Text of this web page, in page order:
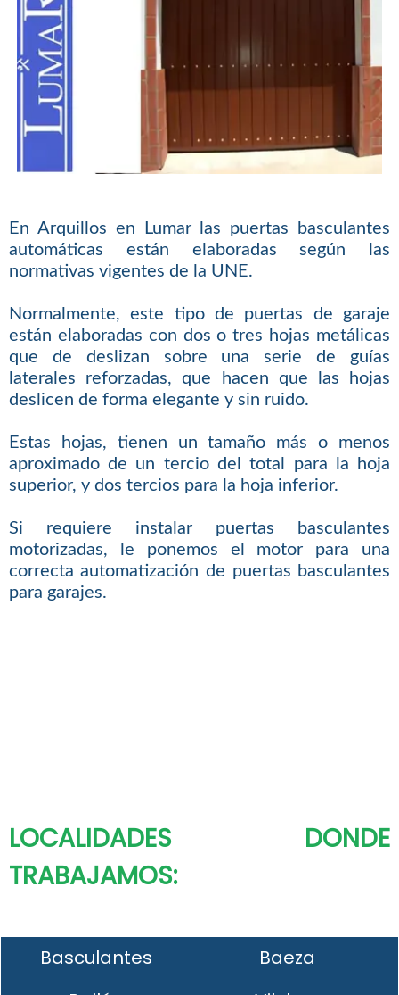
En Arquillos en Lumar las puertas basculantes
automáticas están elaboradas según las
normativas vigentes de la UNE.
Normalmente, este tipo de puertas de garaje
están elaboradas con dos o tres hojas metálicas
que de deslizan sobre una serie de guías
laterales reforzadas, que hacen que las hojas
deslicen de forma elegante y sin ruido.
Estas hojas, tienen un tamaño más o menos
aproximado de un tercio del total para la hoja
superior, y dos tercios para la hoja inferior.
Si requiere instalar puertas basculantes
motorizadas, le ponemos el motor para una
correcta automatización de puertas basculantes
para garajes.
LOCALIDADES DONDE
TRABAJAMOS:
Basculantes
Baeza